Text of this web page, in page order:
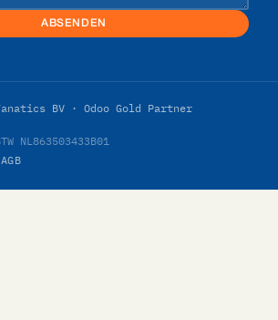
ABSENDEN
BV · Odoo Gold Partner
NL863503433B01
AGB